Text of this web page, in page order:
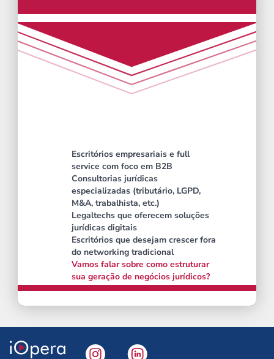
Escritórios empresariais e full
service com foco em B2B
Consultorias jurídicas
especializadas (tributário, LGPD,
M&A, trabalhista, etc.)
Legaltechs que oferecem soluções
jurídicas digitais
Escritórios que desejam crescer fora
do networking tradicional
Vamos falar sobre como estruturar
sua geração de negócios jurídicos?